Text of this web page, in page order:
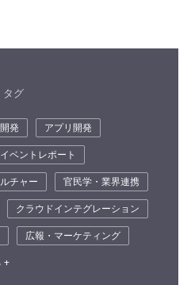
タグ
発
アプリ開発
イベントレポート
チャー
官民学・業界連携
クラウドインテグレーション
広報・マーケティング
+